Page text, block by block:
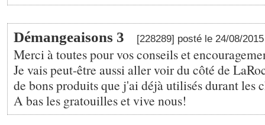
Démangeaisons 3 [228289] posté le 24/08/
Merci à toutes pour vos conseils et
Je vais peut-être aussi aller voir du côté de
de bons produits que j'ai déjà utilisés durant les
A bas les gratouilles et vive nous!